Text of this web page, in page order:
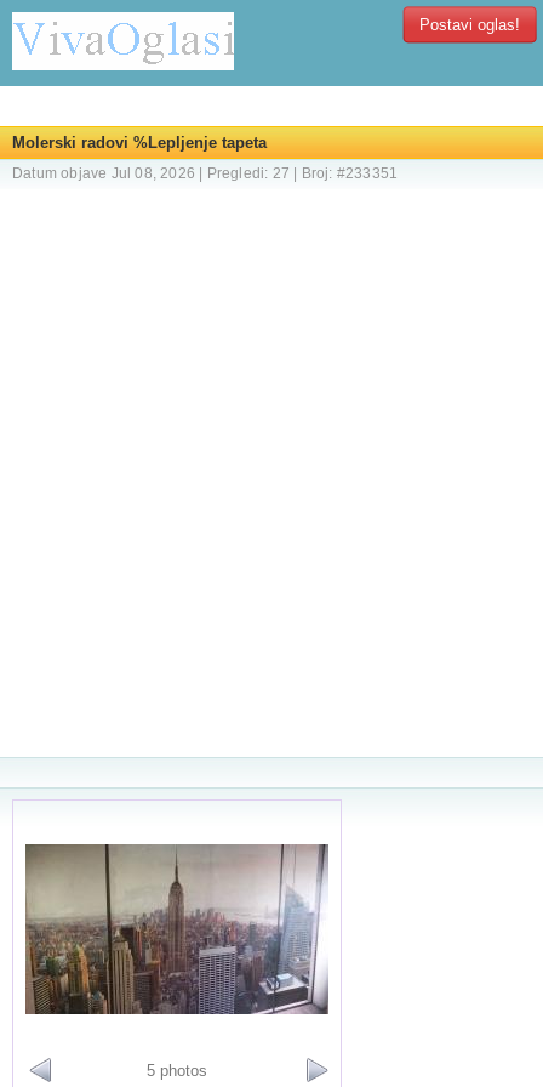
Postavi oglas!
Molerski radovi %Lepljenje tapeta
Datum objave Jul 08, 2026 | Pregledi: 27 | Broj: #233351
5 photos